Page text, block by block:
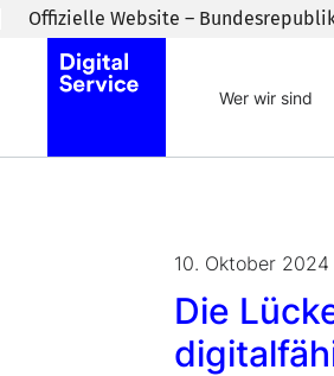
Zum Inhaltsbereich wechseln
Offizielle Website –
Wer wir sind
10. Oktober 2024
Die